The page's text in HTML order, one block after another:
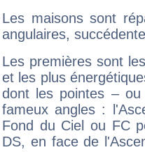
Les maisons sont
angulaires,
Les premières sont
et les plus
dont les pointes –
fameux angles :
Fond du Ciel ou FC
DS, en face de